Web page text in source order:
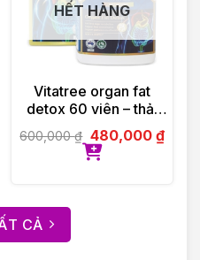
HẾT HÀNG
Vitatree organ fat
detox 60 viên – thải
độc mỡ nội tạng
600,000₫ 480,000 ₫
CẢ